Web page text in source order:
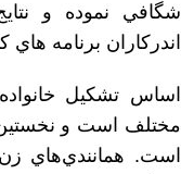
شگافي نموده و
اندركاران برنامه
اساس تشکيل
مختلف است و نخستين
است. همانندي‌هاي